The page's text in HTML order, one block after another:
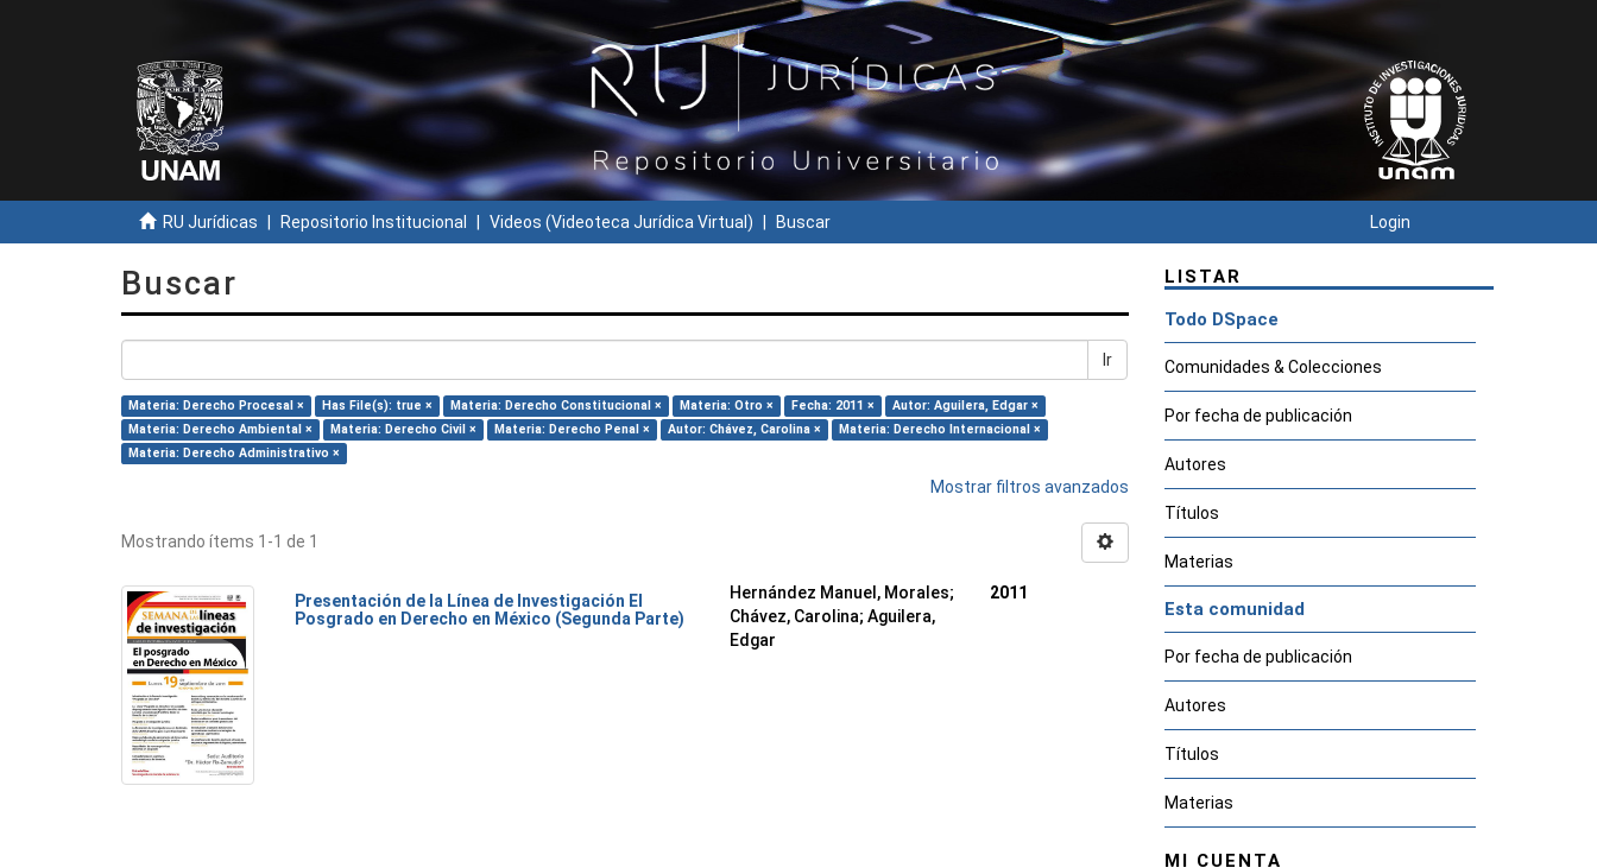
RU Jurídicas Repositorio Institucional Videos (Videoteca Jurídica Virtual) Buscar Login
Buscar
Ir
Materia: Derecho Procesal × Has File(s): true × Materia: Derecho Constitucional × Materia: Otro × Fecha: 2011 ×
Autor: Aguilera, Edgar ×
Materia: Derecho Ambiental ×
Materia: Derecho Civil × Materia: Derecho Penal × Autor: Chávez, Carolina ×
Materia: Derecho Internacional ×
Materia: Derecho Administrativo ×
Mostrar filtros avanzados
Mostrando ítems 1-1 de 1
Presentación de la Línea de Investigación El
Posgrado en Derecho en México (Segunda Parte)
Hernández Manuel, Morales;
Chávez, Carolina; Aguilera,
Edgar
2011
LISTAR
Todo DSpace
Comunidades & Colecciones
Por fecha de publicación
Autores
Títulos
Materias
Esta comunidad
Por fecha de publicación
Autores
Títulos
Materias
MI CUENTA